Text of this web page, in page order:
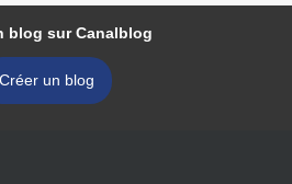
blog sur Canalblog
Créer un blog